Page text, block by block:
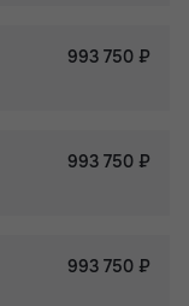
993 750 ₽
993 750 ₽
993 750 ₽